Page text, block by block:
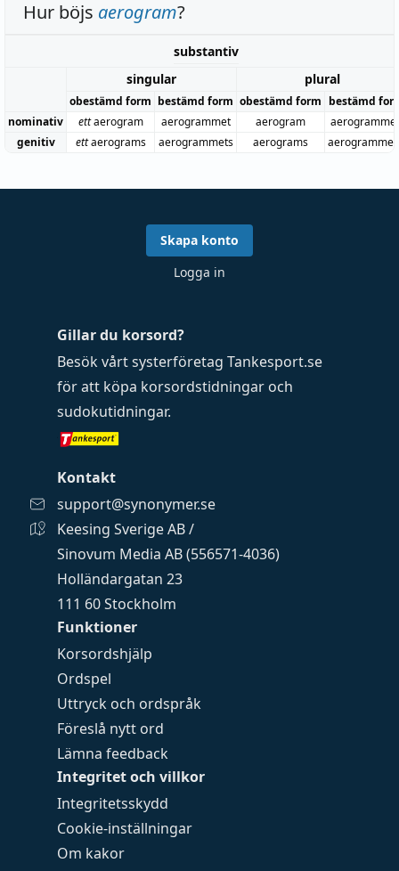
Hur böjs aerogram?
substantiv
singular
plural
obestämd form bestämd form obestämd form bestämd
nominativ
ettaerogram aerogrammet aerogram
genitiv
ettaerograms aerogrammets aerograms
Funktioner
Korsordshjälp
Ordspel
Uttryck och ordspråk
Föreslå nytt ord
Lämna feedback
Integritet och villkor
Integritetsskydd
Cookie-inställningar
Om kakor
Gillar du korsord?
Besök vårt systerföretag Tankesport.se
för att köpa korsordstidningar och
sudokutidningar.
Kontakt
support@synonymer.se
Keesing Sverige AB /
Sinovum Media AB (556571-4036)
Holländargatan 23
111 60 Stockholm
Skapa konto
Logga in